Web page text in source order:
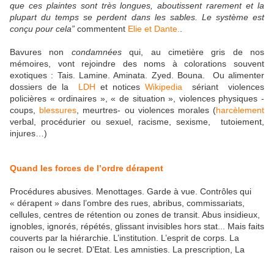
que ces plaintes sont très longues, aboutissent rarement et la
plupart du temps se perdent dans les sables. Le système est
conçu pour cela” commentent Elie et Dante.
Bavures non condamnéesqui, au cimetière gris de nos
mémoires, vont rejoindre des noms à colorations souvent
exotiques : Tais. Lamine. Aminata. Zyed. Bouna. Ou alimenter
dossiers de la LDH et notices Wikipedia sériant violences
policières « ordinaires », « de situation », violences physiques -
coups, blessures , meurtres- ou violences morales (harcèlement
verbal, procédurier ou sexuel, racisme, sexisme, tutoiement,
injures…)
Quand les forces de l’ordre dérapent
Procédures abusives. Menottages. Garde à vue. Contrôles qui
« dérapent » dans l’ombre des rues, abribus, commissariats,
cellules, centres de rétention ou zones de transit. Abus insidieux,
ignobles, ignorés, répétés, glissant invisibles hors stat... Mais faits
couverts par la hiérarchie. L’institution. L’esprit de corps. La
raison ou le secret. D’Etat. Les amnisties. La prescription, La